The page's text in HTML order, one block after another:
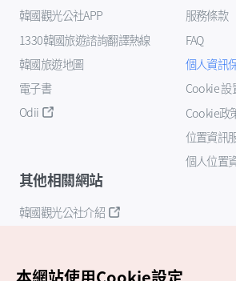
韓國觀光公社APP
1330韓國旅遊諮詢翻譯熱線
韓國旅遊地圖
電子書
Odii
服務條款
FAQ
個人資訊
Cookie 設
Cookie政
位置資訊
個人位置
其他相關網站
韓國觀光公社介紹